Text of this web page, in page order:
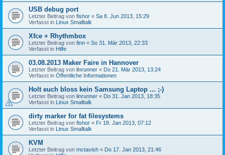
USB debug port
Letzter Beitrag von fishor « Sa 8. Jun 2013, 15:29
Verfasst in Linux Smalltalk
Xfce + Rhythmbox
Letzter Beitrag von finn « So 31. Mär 2013, 22:33
Verfasst in Hilfe
03.08.2013 Maker Faire in Hannover
Letzter Beitrag von linrunner « Do 21. Mär 2013, 13:24
Verfasst in Öffentliche Informationen
Holt euch bloss kein Samsung Laptop ... ;-)
Letzter Beitrag von linrunner « Do 31. Jan 2013, 18:35
Verfasst in Linux Smalltalk
dirty marker for fat filesystems
Letzter Beitrag von fishor « Fr 18. Jan 2013, 07:12
Verfasst in Linux Smalltalk
KVM
Letzter Beitrag von mctavish « Do 17. Jan 2013, 21:46